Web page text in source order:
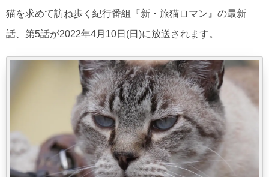
猫を求めて訪ね歩く紀行番組『新・旅猫ロマン』の最新
話、第5話が2022年4月10日(日)に放送されます。